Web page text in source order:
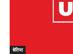
बेतिया